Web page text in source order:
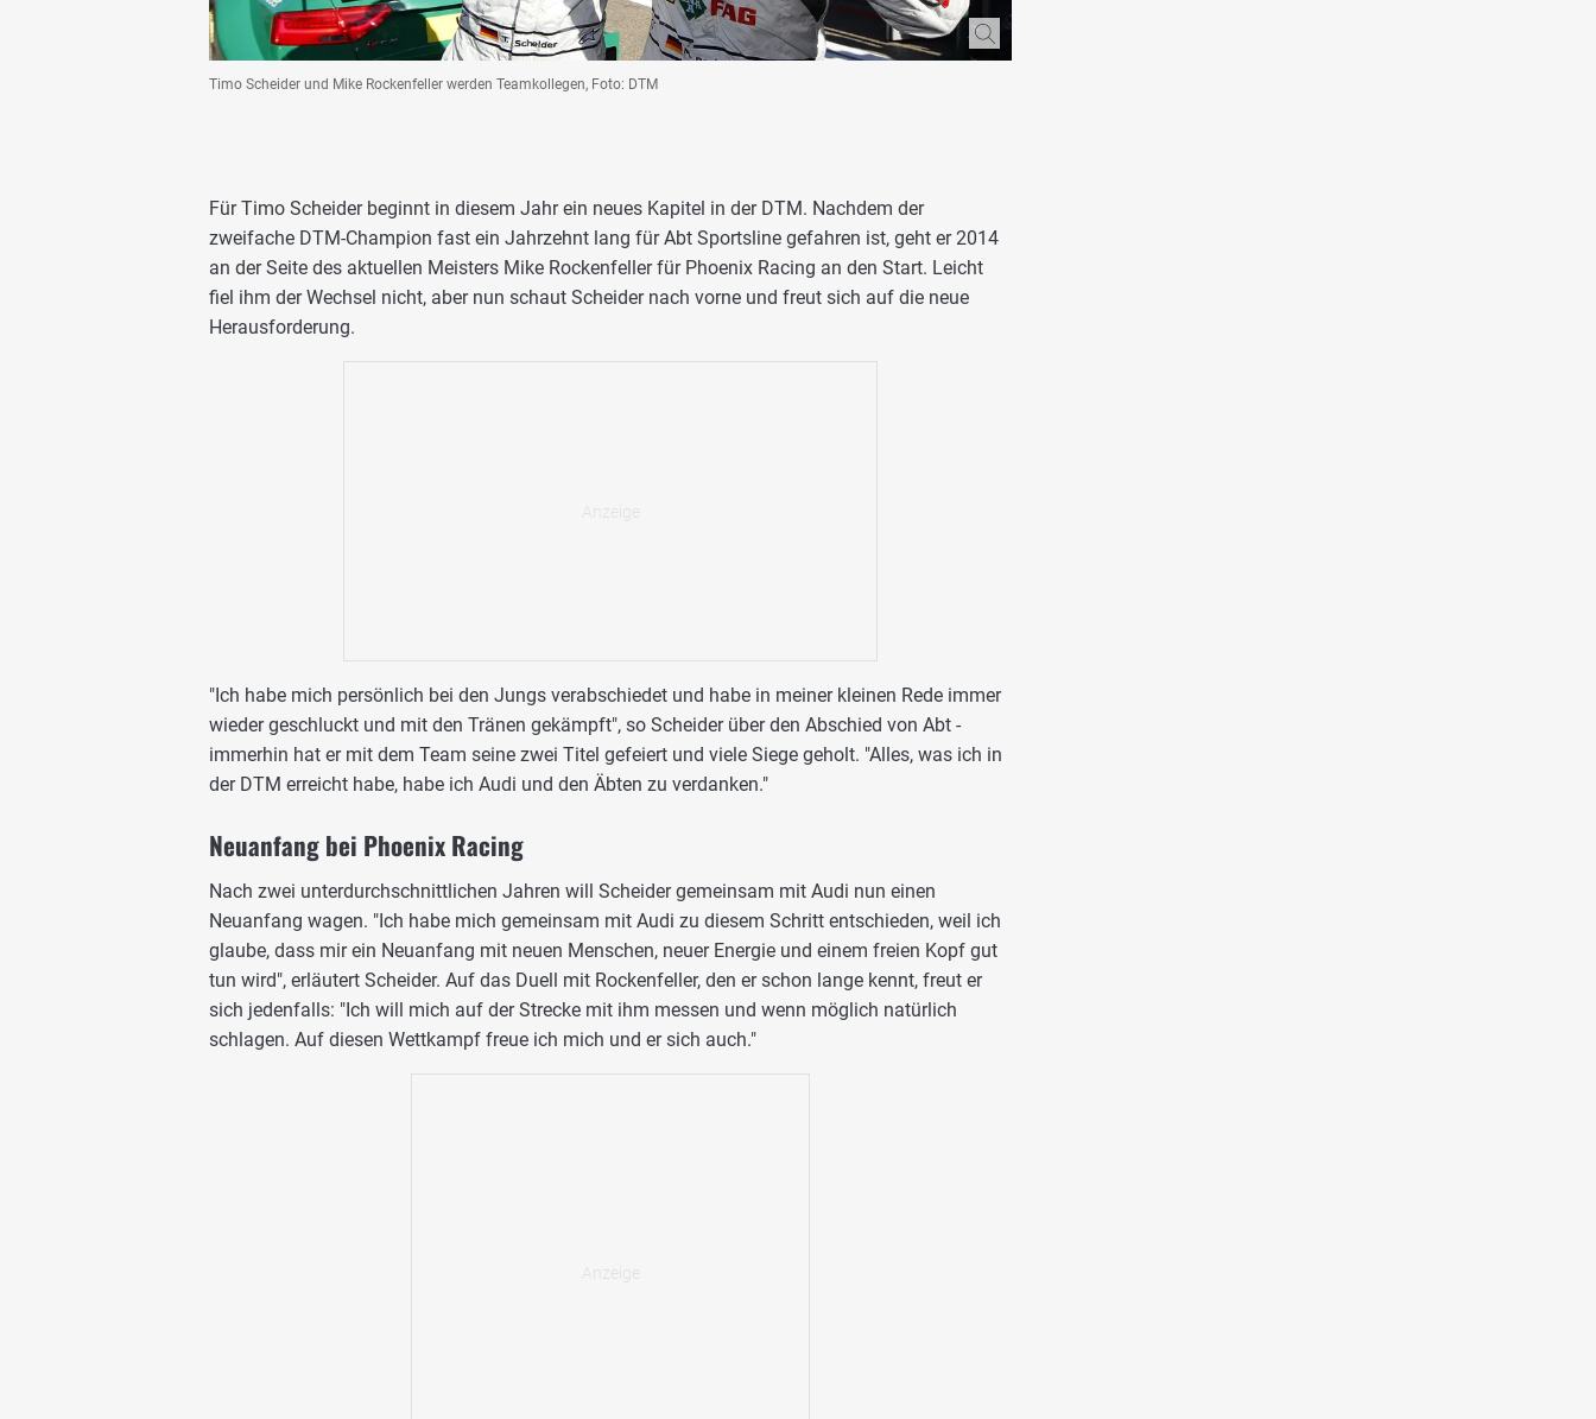
Timo Scheider und Mike Rockenfeller werden Teamkollegen, Foto: DTM
Für Timo Scheider beginnt in diesem Jahr ein neues Kapitel in der DTM. Nachdem der
zweifache DTM-Champion fast ein Jahrzehnt lang für Abt Sportsline gefahren ist, geht er 2014
an der Seite des aktuellen Meisters Mike Rockenfeller für Phoenix Racing an den Start. Leicht
fiel ihm der Wechsel nicht, aber nun schaut Scheider nach vorne und freut sich auf die neue
Herausforderung.
"Ich habe mich persönlich bei den Jungs verabschiedet und habe in meiner kleinen Rede immer
wieder geschluckt und mit den Tränen gekämpft", so Scheider über den Abschied von Abt -
immerhin hat er mit dem Team seine zwei Titel gefeiert und viele Siege geholt. "Alles, was ich in
der DTM erreicht habe, habe ich Audi und den Äbten zu verdanken."
Neuanfang bei Phoenix Racing
Nach zwei unterdurchschnittlichen Jahren will Scheider gemeinsam mit Audi nun einen
Neuanfang wagen. "Ich habe mich gemeinsam mit Audi zu diesem Schritt entschieden, weil ich
glaube, dass mir ein Neuanfang mit neuen Menschen, neuer Energie und einem freien Kopf gut
tun wird", erläutert Scheider. Auf das Duell mit Rockenfeller, den er schon lange kennt, freut er
sich jedenfalls: "Ich will mich auf der Strecke mit ihm messen und wenn möglich natürlich
schlagen. Auf diesen Wettkampf freue ich mich und er sich auch."